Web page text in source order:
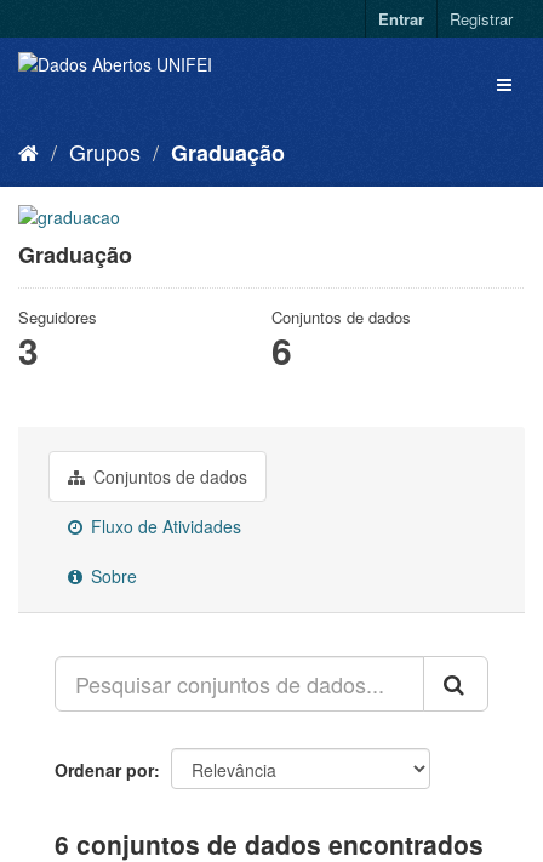
Entrar Registrar
Grupos Graduação
Graduação
Seguidores
3
Conjuntos de dados
6
Conjuntos de dados
Fluxo de Atividades
Sobre
Ordenar por
6 conjuntos de dados encontrados